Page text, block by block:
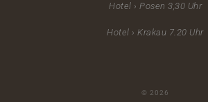
Hotel › Posen 3,30 Uhr
Hotel › Krakau 7.20 Uhr
© 2026